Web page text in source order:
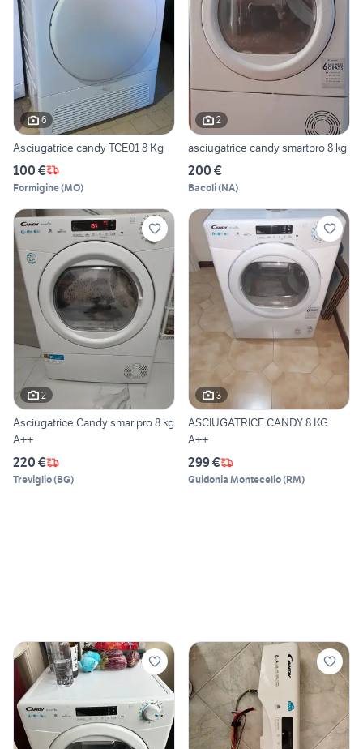
6
Asciugatrice candy TCE01 8 Kg
100 €
Formigine(MO)
2
asciugatrice candy smartpro 8 kg
200 €
Bacoli(NA)
2
Asciugatrice Candy smar pro 8 kg
A++
220 €
Treviglio(BG)
3
ASCIUGATRICE CANDY 8 KG
A++
299 €
Guidonia Montecelio(RM)